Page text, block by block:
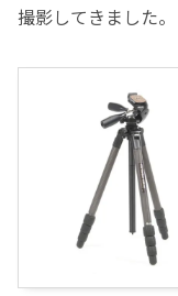
撮影してきました。